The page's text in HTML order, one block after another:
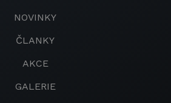
NOVINKY
ČLANKY
AKCE
GALERIE